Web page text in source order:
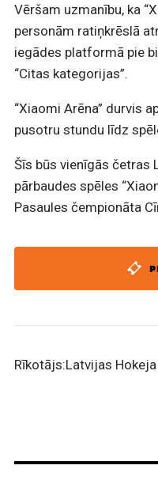
Vēršam uzmanību, ka
personām ratiņkrēslā
iegādes platformā pie
“Citas kategorijas”.
“Xiaomi Arēna” durvis
pusotru stundu līdz
Šīs būs vienīgās četras
pārbaudes spēles
Pasaules čempionāta
Rīkotājs:Latvijas